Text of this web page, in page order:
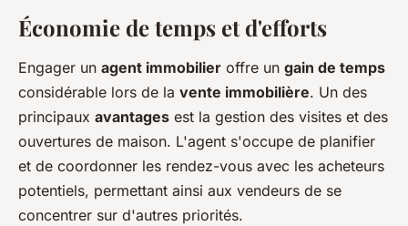
Économie de temps et d'efforts
Engager un agent immobilier offre un gain de temps
considérable lors de la vente immobilière. Un des
principaux avantages est la gestion des visites et des
ouvertures de maison. L'agent s'occupe de planifier
et de coordonner les rendez-vous avec les acheteurs
potentiels, permettant ainsi aux vendeurs de se
concentrer sur d'autres priorités.